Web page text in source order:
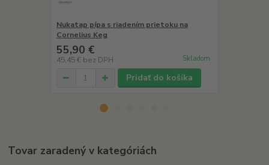
Nukatap pípa s riadením prietoku na
Cornelius Keg
55,90 €
45,45 € bez DPH Skladom
Pridať do košíka
Tovar zaradený v kategóriách